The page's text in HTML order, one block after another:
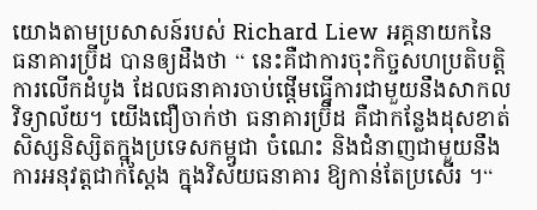
យោងតាមប្រសាសន៍របស់​ Richard Liew អគ្គនាយកនៃ
ធនាគារប្រ៊ីដ បានឲ្យដឹងថា “ នេះគឺជាការចុះកិច្ចសហប្រតិបត្តិ
ការ​លើកដំបូង ដែលធនាគារ​ចាប់ផ្តើមធ្វើការ​ជាមួយ​នឹង​សាកល
វិទ្យាល័យ។​ យើងជឿចាក់ថា ធនាគារប្រ៊ីដ គឺជាកន្លែងដុសខាត់​
សិស្សនិស្សិតក្នុងប្រទេសកម្ពុជា ចំណេះ និងជំនាញ​ជាមួយនឹង
ការអនុវត្តជាក់ស្ដែង ក្នុងវិស័យធនាគារ ឱ្យកាន់តែប្រសើរ ។“